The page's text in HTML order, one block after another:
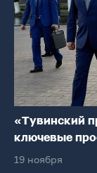
«Тувинский
ключевые
19 ноября